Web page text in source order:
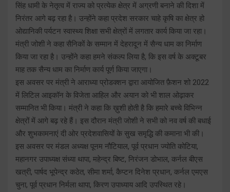
सिंह धामी के नेतृत्व में राज्य को प्रत्येक क्षेत्र में अग्रणी बनाने की दिशा में
निरंतर आगे बढ़ रहा है। उन्होंने कहा प्रदेश सरकार चाहे कृषि का क्षेत्र हो
ओद्यानिकी पर्यटन स्वास्थ्य शिक्षा सभी क्षेत्रों में लगतार कार्य किया जा रहा।
मंत्री जोशी ने कहा सैनिकों के सम्मान में देहरादून में सैन्य धाम का निर्माण
किया जा रहा है। उन्होंने कहा हमने संकल्प लिया है, कि इस वर्ष के अक्टूबर
माह तक सैन्य धाम का निर्माण कार्य पूर्ण किया जाएगा।
इस अवसर पर मंत्री ने आराध्या प्रोडक्शन द्वारा आयोजित फ़ैशन शो 2022
में लिटिल आइकॉन के विजेता आहिल और अयान को भी शाल ओढ़ाकर
सम्मानित भी किया। मंत्री ने कहा कि ख़ुशी होती है कि हमारे बच्चे विभिन्न
क्षेत्रों में आगे बढ़ रहे हैं। इस दौरान मंत्री जोशी ने सभी को नव वर्ष की बधाई
और शुभकामनाएं दी ओर प्रदेशवासियों के सुख समृद्धि की कमाना भी की।
इस अवसर पर मंडल अध्यक्ष पूनम नौटियाल, पूर्व प्रधान ज्योति कोटिया,
महानगर उपाध्यक्ष संध्या थापा, महेन्द्र बिष्ट, निरंजन डोभाल, कर्नल बीएस
खत्री, पार्षद भूपेन्द्र कठेत, सीमा शर्मा, कैप्टन दिनेश प्रधान, कर्नल एमएस
चुना, पूर्व प्रधान निर्मला थापा, किरण उपाध्याय आदि उपस्थित रहे।